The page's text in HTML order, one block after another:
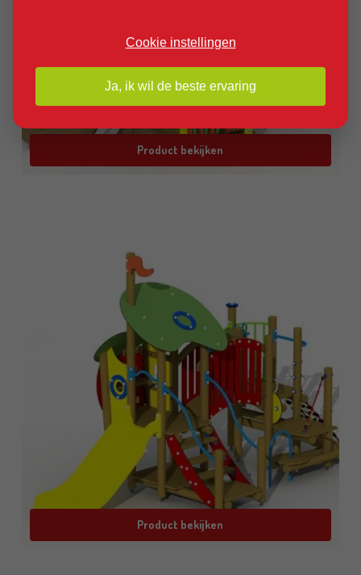
Product bekijken
Product bekijken
Cookie instellingen
Ja, ik wil de beste ervaring